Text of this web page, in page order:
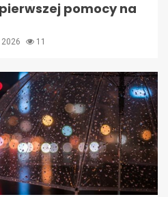
pomocy na
11